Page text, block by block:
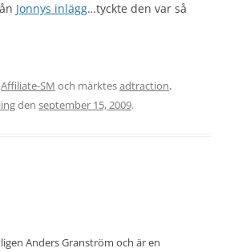
Jonnys inlägg…tyckte den var så
Affiliate-SM och märktesadtraction,
den september 15, 2009.
Anders Granström och är en